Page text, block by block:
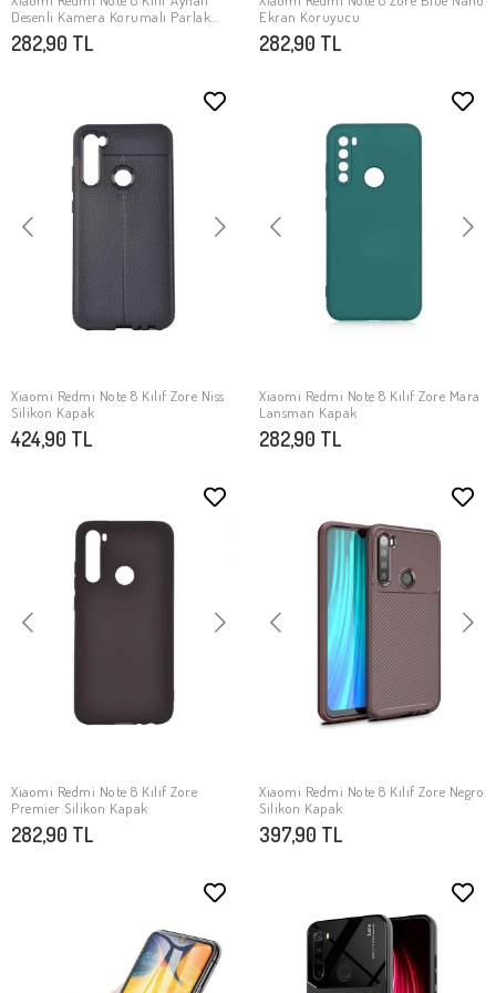
SEPETE EKLE
Desenli Kamera Korumalı Parlak
Zore Mirror Kapak
282,90 TL
SEPETE EKLE
Ekran Koruyucu
282,90 TL
SEPETE EKLE
Xiaomi Redmi Note 8 Kılıf Zore Niss
Silikon Kapak
424,90 TL
SEPETE EKLE
Xiaomi Redmi Note 8 Kılıf Zore Mara
Lansman Kapak
282,90 TL
SEPETE EKLE
Xiaomi Redmi Note 8 Kılıf Zore
Premier Silikon Kapak
282,90 TL
SEPETE EKLE
Xiaomi Redmi Note 8 Kılıf Zore Negro
Silikon Kapak
397,90 TL